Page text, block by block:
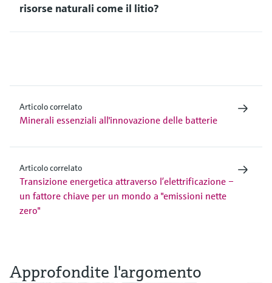
risorse naturali come il litio?
Articolo correlato
Minerali essenziali all'innovazione delle batterie
Articolo correlato
Transizione energetica attraverso l’elettrificazione –
un fattore chiave per un mondo a "emissioni nette
zero"
Approfondite l'argomento